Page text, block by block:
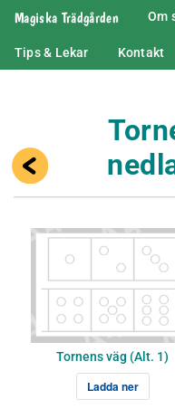
Magiska Trädgården Om
Tips & Lekar Kontakt
Tornens väg (Alt. 1)
Ladda ner